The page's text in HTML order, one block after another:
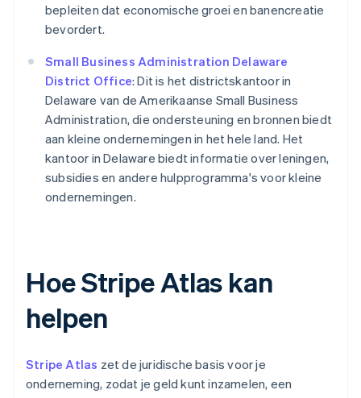
bepleiten dat economische groei en banencreatie
bevordert.
Small Business Administration Delaware
District Office: Dit is het districtskantoor in
Delaware van de Amerikaanse Small Business
Administration, die ondersteuning en bronnen biedt
aan kleine ondernemingen in het hele land. Het
kantoor in Delaware biedt informatie over leningen,
subsidies en andere hulpprogramma's voor kleine
ondernemingen.
Hoe Stripe Atlas kan
helpen
Stripe Atlas zet de juridische basis voor je
onderneming, zodat je geld kunt inzamelen, een